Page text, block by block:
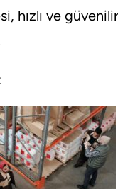
hızlı ve